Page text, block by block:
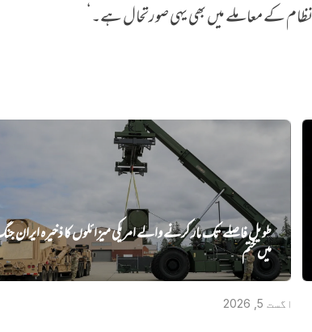
نظام کے معاملے میں بھی یہی صورتحال ہے۔‘
طویل فاصلے تک مار کرنے والے امریکی میزائلوں کا ذخیرہ ایران
میں‌ ختم
اگست 5, 2026